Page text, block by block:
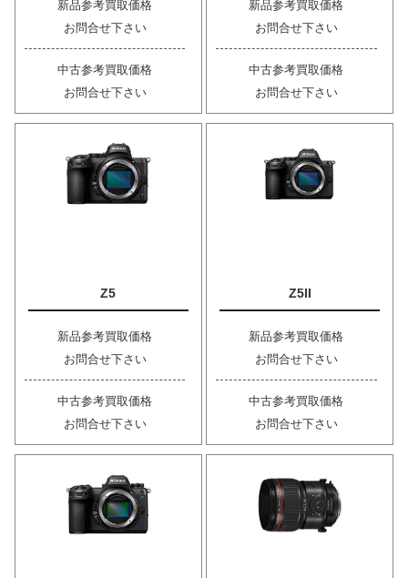
新品参考買取価格
お問合せ下さい
中古参考買取価格
お問合せ下さい
新品参考買取価格
お問合せ下さい
中古参考買取価格
お問合せ下さい
Z5
新品参考買取価格
お問合せ下さい
中古参考買取価格
お問合せ下さい
Z5II
新品参考買取価格
お問合せ下さい
中古参考買取価格
お問合せ下さい